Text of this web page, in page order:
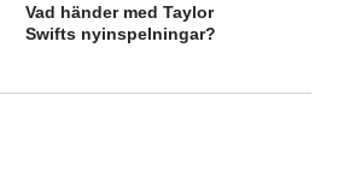
Vad händer med Taylor
Swifts nyinspelningar?